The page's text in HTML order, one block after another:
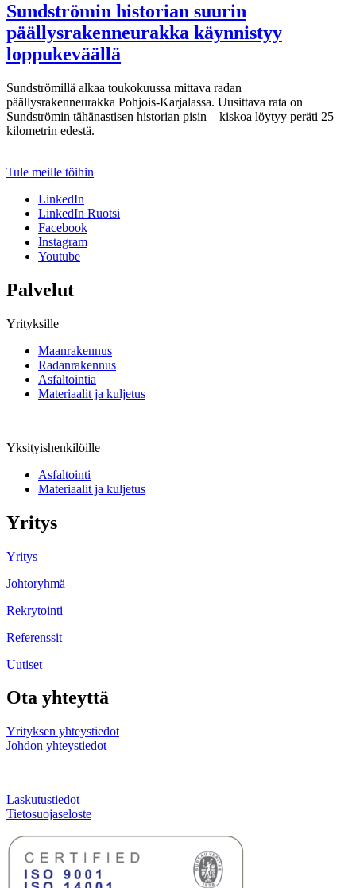
Sundströmin historian suurin
päällysrakenneurakka käynnistyy
loppukeväällä
Sundströmillä alkaa toukokuussa mittava radan
päällysrakenneurakka Pohjois-Karjalassa. Uusittava rata on
Sundströmin tähänastisen historian pisin – kiskoa löytyy peräti 25
kilometrin edestä.
Infra
Tule meille töihin
LinkedIn
LinkedIn Ruotsi
Facebook
Instagram
Youtube
Palvelut
Yrityksille
Maanrakennus
Radanrakennus
Asfaltointia
Materiaalit ja kuljetus
Yksityishenkilöille
Asfaltointi
Materiaalit ja kuljetus
Yritys
Yritys
Johtoryhmä
Rekrytointi
Referenssit
Uutiset
Ota yhteyttä
Yrityksen yhteystiedot
Johdon yhteystiedot
Laskutustiedot
Tietosuojaseloste